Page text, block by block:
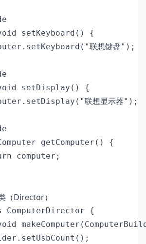
setKeyboard() {
联想键盘");
setDisplay() {
联想显示器");
getComputer() {
computer;
（Director）
{